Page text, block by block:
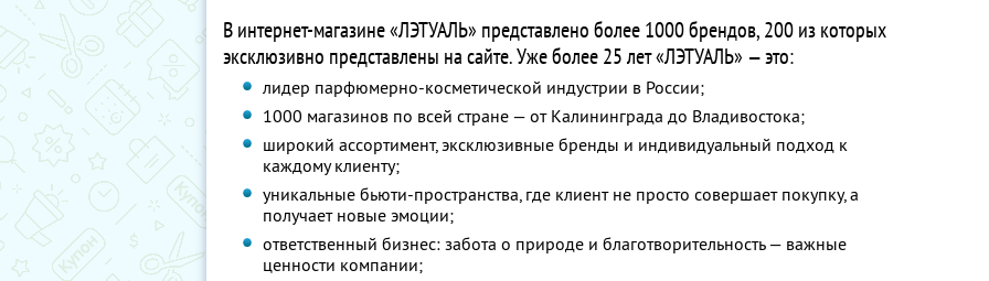
В интернет-магазине «ЛЭТУАЛЬ» представлено более 1000 брендов, 200 из которых
эксклюзивно представлены на сайте. Уже более 25 лет «ЛЭТУАЛЬ» — это:
лидер парфюмерно-косметической индустрии в России;
1000 магазинов по всей стране — от Калининграда до Владивостока;
широкий ассортимент, эксклюзивные бренды и индивидуальный подход к
каждому клиенту;
уникальные бьюти-пространства, где клиент не просто совершает покупку, а
получает новые эмоции;
ответственный бизнес: забота о природе и благотворительность — важные
ценности компании;